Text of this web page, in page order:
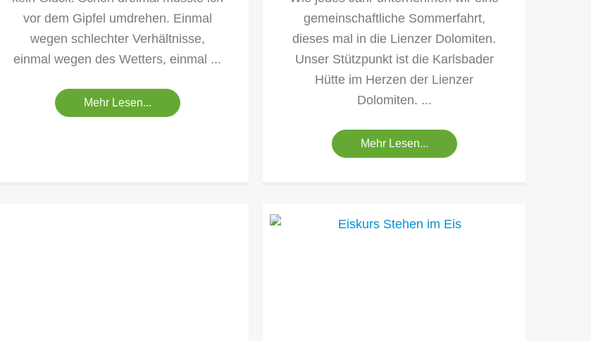
vor dem Gipfel umdrehen. Einmal
wegen schlechter Verhältnisse,
einmal wegen des Wetters, einmal ...
Mehr Lesen...
gemeinschaftliche Sommerfahrt,
dieses mal in die Lienzer Dolomiten.
Unser Stützpunkt ist die Karlsbader
Hütte im Herzen der Lienzer
Dolomiten. ...
Mehr Lesen...